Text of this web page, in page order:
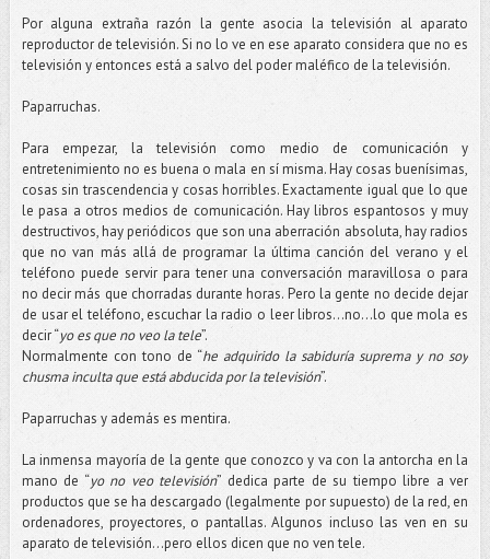
Por alguna extraña razón la gente asocia la televisión al aparato
reproductor de televisión. Si no lo ve en ese aparato considera que no es
televisión y entonces está a salvo del poder maléfico de la televisión.
Paparruchas.
Para empezar, la televisión como medio de comunicación y
entretenimiento no es buena o mala en sí misma. Hay cosas buenísimas,
cosas sin trascendencia y cosas horribles. Exactamente igual que lo que
le pasa a otros medios de comunicación. Hay libros espantosos y muy
destructivos, hay periódicos que son una aberración absoluta, hay radios
que no van más allá de programar la última canción del verano y el
teléfono puede servir para tener una conversación maravillosa o para
no decir más que chorradas durante horas. Pero la gente no decide dejar
de usar el teléfono, escuchar la radio o leer libros…no...lo que mola es
decir “yo es que no veo la tele”.
Normalmente con tono de “he adquirido la sabiduría suprema y no soy
chusma inculta que está abducida por la televisión”.
Paparruchas y además es mentira.
La inmensa mayoría de la gente que conozco y va con la antorcha en la
mano de “yo no veo televisión” dedica parte de su tiempo libre a ver
productos que se ha descargado (legalmente por supuesto) de la red, en
ordenadores, proyectores, o pantallas. Algunos incluso las ven en su
aparato de televisión...pero ellos dicen que no ven tele.